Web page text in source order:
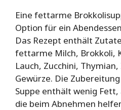
Eine fettarme
Option für ein
Das Rezept enthält
fettarme Milch, Brokkoli,
Lauch, Zucchini,
Gewürze. Die
Suppe enthält wenig
die beim Abnehmen